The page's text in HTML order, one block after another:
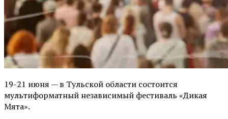
19-21 июня — в Тульской области состоится
мультиформатный независимый фестиваль «Дикая
Мята».